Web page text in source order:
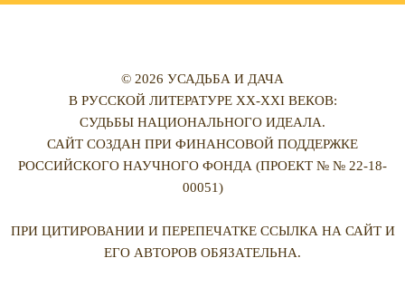
© 2026 УСАДЬБА И ДАЧА
В РУССКОЙ ЛИТЕРАТУРЕ XX-XXI ВЕКОВ:
СУДЬБЫ НАЦИОНАЛЬНОГО ИДЕАЛА.
САЙТ СОЗДАН ПРИ ФИНАНСОВОЙ ПОДДЕРЖКЕ
РОССИЙСКОГО НАУЧНОГО ФОНДА (ПРОЕКТ № № 22-18-
00051)
ПРИ ЦИТИРОВАНИИ И ПЕРЕПЕЧАТКЕ ССЫЛКА НА САЙТ И
ЕГО АВТОРОВ ОБЯЗАТЕЛЬНА.